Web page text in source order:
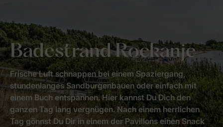
Badestrand Rockanje
Frische Luft schnappen bei einem Spaziergang,
stundenlanges Sandburgenbauen oder einfach mit
einem Buch entspannen. Hier kannst Du Dich den
ganzen Tag lang vergnügen. Nach einem herrlichen
Tag gönnst Du Dir in einem der Pavillons einen Snack